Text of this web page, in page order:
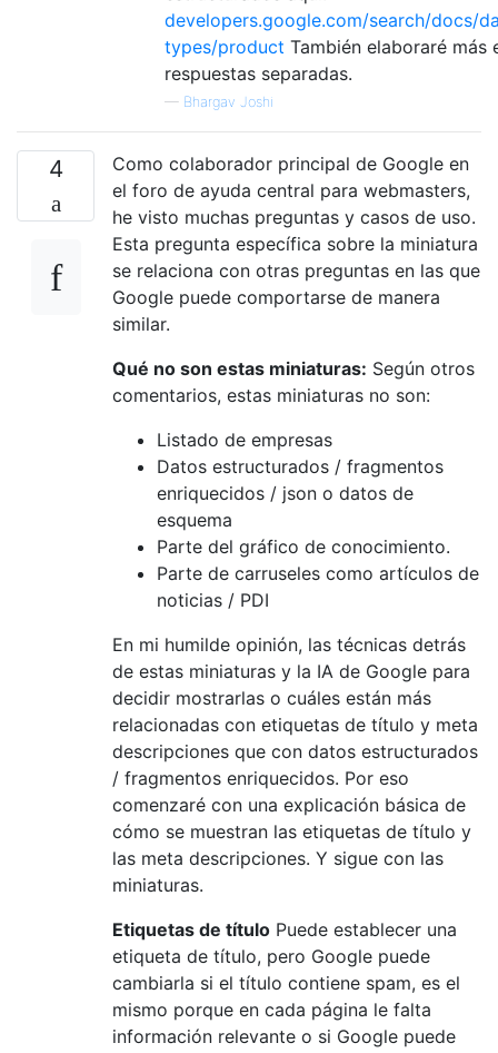
developers.google.com/search/docs/
types/product También elaboraré más
respuestas separadas.
— Bhargav Joshi
4
Como colaborador principal de Google en
el foro de ayuda central para webmasters,
he visto muchas preguntas y casos de uso.
Esta pregunta específica sobre la miniatura
se relaciona con otras preguntas en las que
Google puede comportarse de manera
similar.
Qué no son estas miniaturas: Según otros
comentarios, estas miniaturas no son:
Listado de empresas
Datos estructurados / fragmentos
enriquecidos / json o datos de
esquema
Parte del gráfico de conocimiento.
Parte de carruseles como artículos de
noticias / PDI
En mi humilde opinión, las técnicas detrás
de estas miniaturas y la IA de Google para
decidir mostrarlas o cuáles están más
relacionadas con etiquetas de título y meta
descripciones que con datos estructurados
/ fragmentos enriquecidos. Por eso
comenzaré con una explicación básica de
cómo se muestran las etiquetas de título y
las meta descripciones. Y sigue con las
miniaturas.
Etiquetas de título Puede establecer una
etiqueta de título, pero Google puede
cambiarla si el título contiene spam, es el
mismo porque en cada página le falta
información relevante o si Google puede